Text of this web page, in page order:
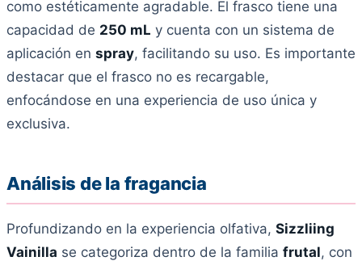
como estéticamente agradable. El frasco tiene una
capacidad de 250 mL y cuenta con un sistema de
aplicación en spray, facilitando su uso. Es importante
destacar que el frasco no es recargable,
enfocándose en una experiencia de uso única y
exclusiva.
Análisis de la fragancia
Profundizando en la experiencia olfativa, Sizzliing
Vainilla se categoriza dentro de la familia frutal, con